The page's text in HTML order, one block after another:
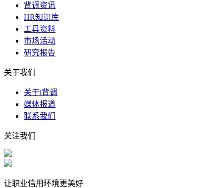
背调资讯
HR知识库
工具资料
市场活动
研究报告
关于我们
关于i背调
媒体报道
联系我们
关注我们
让职业信用环境更美好